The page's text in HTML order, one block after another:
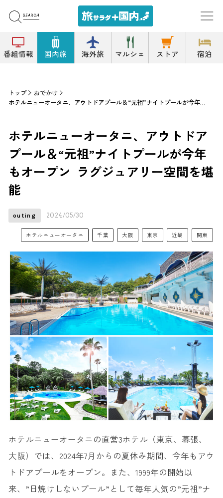
番組情報 国内旅 海外旅 マルシェ ストア 宿泊
トップ
おでかけ
ホテルニューオータニ、アウトドアプール＆“元祖”ナイトプールが今年もオープン ラグジュアリー空間を堪能
ホテルニューオータニ、アウトドア
プール＆“元祖”ナイトプールが今年
もオープン ラグジュアリー空間を堪
能
outing 2024/05/30
ホテルニューオータニ 千葉 大阪 東京 近畿 関東
ホテルニューオータニの直営3ホテル（東京、幕張、
大阪）では、2024年7月からの夏休み期間、今年もアウ
トドアプールをオープン。また、1999年の開始以
来、”日焼けしないプール”として毎年人気の”元祖”ナ